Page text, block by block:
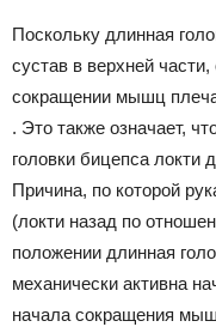
Поскольку длинная
сустав в верхней
сокращении мышц плеча
. Это также означает,
головки бицепса
Причина, по которой
(локти назад по
положении длинная
механически активна
начала сокращения